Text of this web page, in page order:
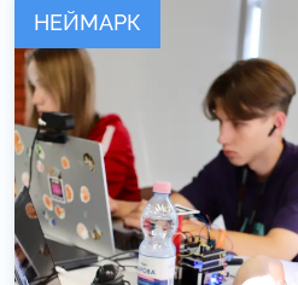
НЕЙМАРК